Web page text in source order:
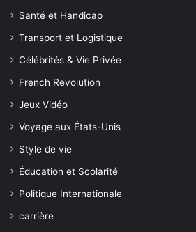
Santé et Handicap
Transport et Logistique
Célébrités & Vie Privée
French Revolution
Jeux Vidéo
Voyage aux États-Unis
Style de vie
Éducation et Scolarité
Politique Internationale
carrière